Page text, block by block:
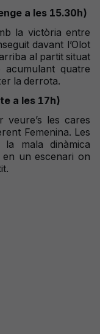
a les 15.30h)
la victòria entre
davant l’Olot
al partit situat
quatre
la derrota.
a les 17h)
veure’s les cares
Femenina. Les
mala dinàmica
un escenari on